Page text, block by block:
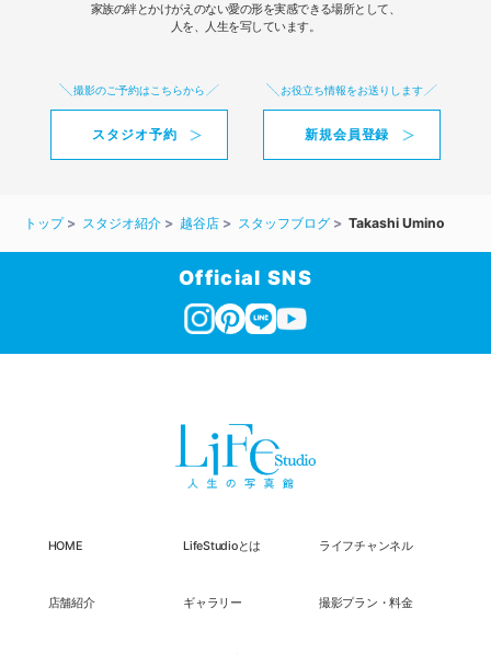
家族の絆とかけがえのない愛の形を実感できる場所として、
人を、人生を写しています。
撮影のご予約はこちらから
スタジオ予約
お役立ち情報をお送りします
新規会員登録
トップ スタジオ紹介 越谷店 スタッフブログ Takashi Umino
Official SNS
HOME LifeStudioとは ライフチャンネル
店舗紹介 ギャラリー 撮影プラン・料金